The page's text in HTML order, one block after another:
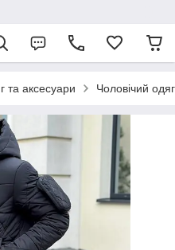
та аксесуари Чоловічий одяг